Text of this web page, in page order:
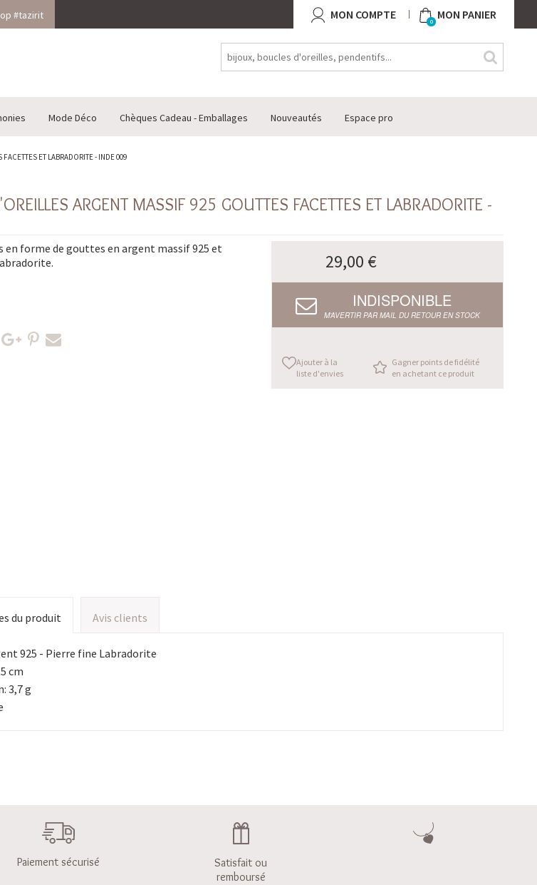
#tazirit MON COMPTE 0 MON PANIER
Mode Déco Chèques Cadeau - Emballages Nouveautés Espace pro
ET LABRADORITE - INDE 009
ARGENT MASSIF 925 GOUTTES FACETTES ET LABRADORITE -
en forme de gouttes en argent massif 925 et
29,00 €
INDISPONIBLE
M’AVERTIR PAR MAIL DU RETOUR EN STOCK
Ajouter à la
liste d'envies
Gagner points de fidélité
en achetant ce produit
du produit Avis clients
925 - Pierre fine Labradorite
cm
3,7 g
Paiement sécurisé
Satisfait ou
remboursé